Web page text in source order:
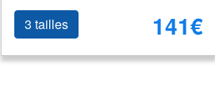
3 tailles
141€